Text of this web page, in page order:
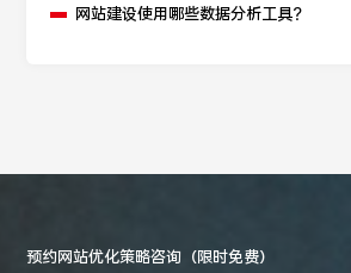
网站建设使用哪些数据分析工具？
预约网站优化策略咨询（限时免费）